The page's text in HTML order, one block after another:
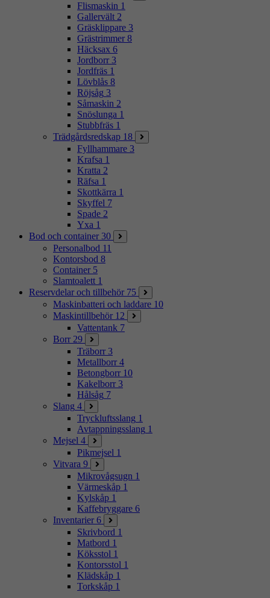
Flismaskin 1
Gallervält 2
Gräsklippare 3
Grästrimmer 8
Häcksax 6
Jordborr 3
Jordfräs 1
Lövblås 8
Röjsåg 3
Såmaskin 2
Snöslunga 1
Stubbfräs 1
Trädgårdsredskap 18
Fyllhammare 3
Krafsa 1
Kratta 2
Räfsa 1
Skottkärra 1
Skyffel 7
Spade 2
Yxa 1
Bod och container 30
Personalbod 11
Kontorsbod 8
Container 5
Slamtoalett 1
Reservdelar och tillbehör 75
Maskinbatteri och laddare 10
Maskintillbehör 12
Vattentank 7
Borr 29
Träborr 3
Metallborr 4
Betongborr 10
Kakelborr 3
Hålsåg 7
Slang 4
Tryckluftsslang 1
Avtappningsslang 1
Mejsel 4
Pikmejsel 1
Vitvara 9
Mikrovågsugn 1
Värmeskåp 1
Kylskåp 1
Kaffebryggare 6
Inventarier 6
Skrivbord 1
Matbord 1
Köksstol 1
Kontorsstol 1
Klädskåp 1
Torkskåp 1